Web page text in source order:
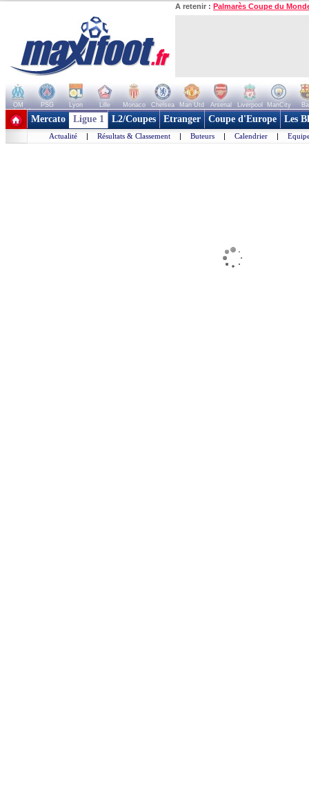
A retenir : Palmarès Coupe du
OM PSG Lyon Lille Monaco Chelsea Man Utd Arsenal Liverpool ManCity
+ de clubs
Mercato Ligue 1 L2/Coupes Etranger Coupe d'Europe Les
Actualité | Résultats & Classement | Buteurs | Calendrier |